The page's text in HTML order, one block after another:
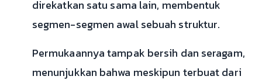
direkatkan satu sama lain, membentuk
segmen-segmen awal sebuah struktur.
Permukaannya tampak bersih dan seragam,
menunjukkan bahwa meskipun terbuat dari